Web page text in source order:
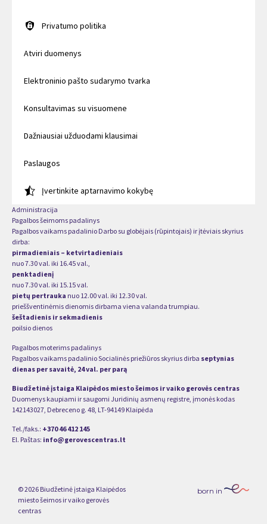
Privatumo politika
Atviri duomenys
Elektroninio pašto sudarymo tvarka
Konsultavimas su visuomene
Dažniausiai užduodami klausimai
Paslaugos
Įvertinkite aptarnavimo kokybę
Administracija
Pagalbos šeimoms padalinys
Pagalbos vaikams padalinio Darbo su globėjais (rūpintojais) ir įtėviais skyrius
dirba:
pirmadieniais – ketvirtadieniais
nuo 7.30 val. iki 16.45 val.,
penktadienį
nuo 7.30 val. iki 15.15 val.
pietų pertrauka nuo 12.00 val. iki 12.30 val.
prieššventinėmis dienomis dirbama viena valanda trumpiau.
šeštadienis ir sekmadienis
poilsio dienos
Pagalbos moterims padalinys
Pagalbos vaikams padalinio Socialinės priežiūros skyrius dirba septynias
dienas per savaitė, 24 val. per parą
Biudžetinė įstaiga Klaipėdos miesto šeimos ir vaiko gerovės centras
Duomenys kaupiami ir saugomi Juridinių asmenų registre, įmonės kodas
142143027, Debreceno g. 48, LT-94149 Klaipėda
Tel./faks.: +370 46 412 145
El. Paštas: info@gerovescentras.lt
© 2026 Biudžetinė įstaiga Klaipėdos
miesto šeimos ir vaiko gerovės
centras
born in